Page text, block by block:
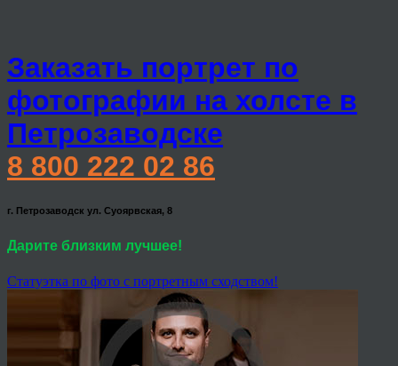
Заказать портрет по
фотографии на холсте в
Петрозаводске
8 800 222 02 86
г. Петрозаводск ул. Суоярвская, 8
Дарите близким лучшее!
Статуэтка по фото с портретным сходством!